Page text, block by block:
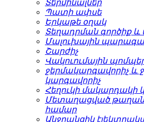
Տերմինալներ
Պատի ափսե
Երկաթե օղակ
Տեղադրման գործիք և
Մալուխային
Շարժիչ
Վակուումային
ջերմակարգավորիչ և
կարգավորիչ
Հեղուկի մակարդակի
Մետաղացված
համար
Անջրանցիկ